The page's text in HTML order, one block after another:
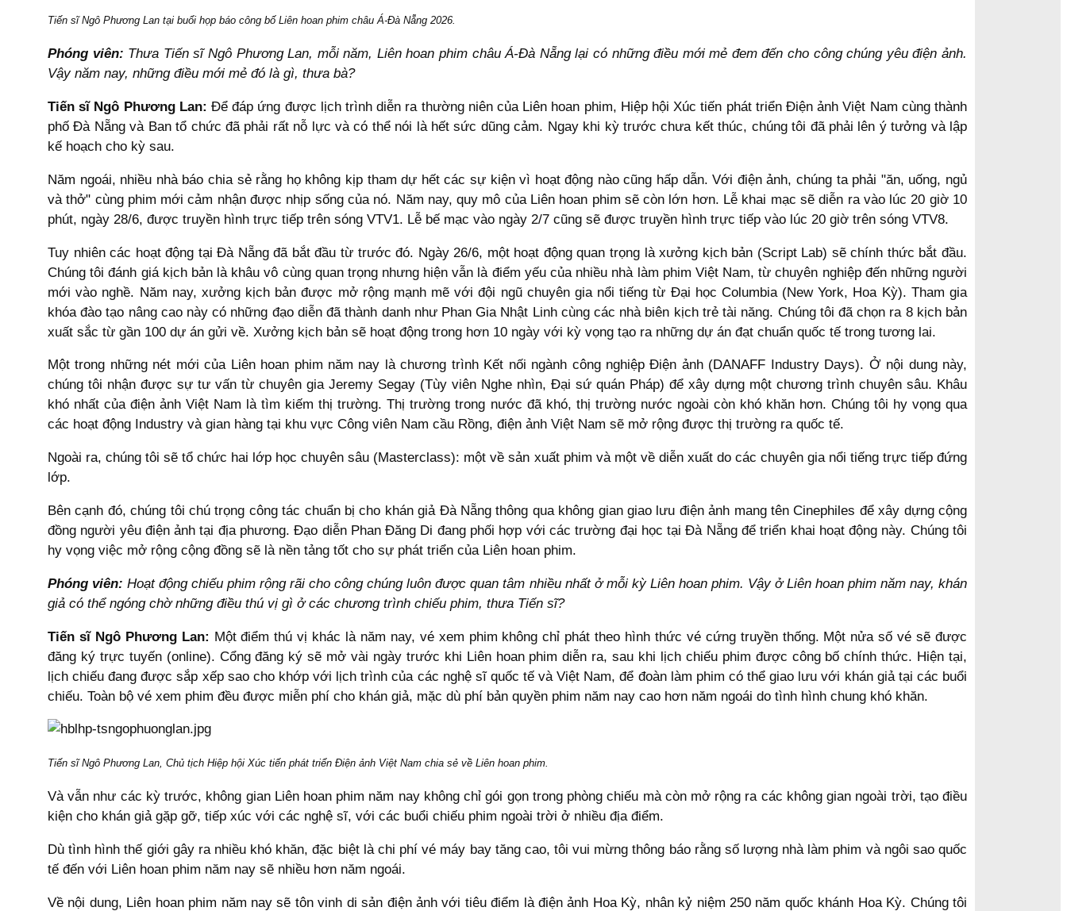
Tiến sĩ Ngô Phương Lan tại buổi họp báo công bố Liên hoan phim châu Á-Đà Nẵng 2026.
Phóng viên: Thưa Tiến sĩ Ngô Phương Lan, mỗi năm, Liên hoan phim châu Á-Đà Nẵng lại có những điều mới mẻ đem đến cho công chúng yêu điện ảnh.
Vậy năm nay, những điều mới mẻ đó là gì, thưa bà?
Tiến sĩ Ngô Phương Lan: Để đáp ứng được lịch trình diễn ra thường niên của Liên hoan phim, Hiệp hội Xúc tiến phát triển Điện ảnh Việt Nam cùng thành
phố Đà Nẵng và Ban tổ chức đã phải rất nỗ lực và có thể nói là hết sức dũng cảm. Ngay khi kỳ trước chưa kết thúc, chúng tôi đã phải lên ý tưởng và lập
kế hoạch cho kỳ sau.
Năm ngoái, nhiều nhà báo chia sẻ rằng họ không kịp tham dự hết các sự kiện vì hoạt động nào cũng hấp dẫn. Với điện ảnh, chúng ta phải "ăn, uống, ngủ
và thở" cùng phim mới cảm nhận được nhịp sống của nó. Năm nay, quy mô của Liên hoan phim sẽ còn lớn hơn. Lễ khai mạc sẽ diễn ra vào lúc 20 giờ 10
phút, ngày 28/6, được truyền hình trực tiếp trên sóng VTV1. Lễ bế mạc vào ngày 2/7 cũng sẽ được truyền hình trực tiếp vào lúc 20 giờ trên sóng VTV8.
Tuy nhiên các hoạt động tại Đà Nẵng đã bắt đầu từ trước đó. Ngày 26/6, một hoạt động quan trọng là xưởng kịch bản (Script Lab) sẽ chính thức bắt đầu.
Chúng tôi đánh giá kịch bản là khâu vô cùng quan trọng nhưng hiện vẫn là điểm yếu của nhiều nhà làm phim Việt Nam, từ chuyên nghiệp đến những người
mới vào nghề. Năm nay, xưởng kịch bản được mở rộng mạnh mẽ với đội ngũ chuyên gia nổi tiếng từ Đại học Columbia (New York, Hoa Kỳ). Tham gia
khóa đào tạo nâng cao này có những đạo diễn đã thành danh như Phan Gia Nhật Linh cùng các nhà biên kịch trẻ tài năng. Chúng tôi đã chọn ra 8 kịch bản
xuất sắc từ gần 100 dự án gửi về. Xưởng kịch bản sẽ hoạt động trong hơn 10 ngày với kỳ vọng tạo ra những dự án đạt chuẩn quốc tế trong tương lai.
Một trong những nét mới của Liên hoan phim năm nay là chương trình Kết nối ngành công nghiệp Điện ảnh (DANAFF Industry Days). Ở nội dung này,
chúng tôi nhận được sự tư vấn từ chuyên gia Jeremy Segay (Tùy viên Nghe nhìn, Đại sứ quán Pháp) để xây dựng một chương trình chuyên sâu. Khâu
khó nhất của điện ảnh Việt Nam là tìm kiếm thị trường. Thị trường trong nước đã khó, thị trường nước ngoài còn khó khăn hơn. Chúng tôi hy vọng qua
các hoạt động Industry và gian hàng tại khu vực Công viên Nam cầu Rồng, điện ảnh Việt Nam sẽ mở rộng được thị trường ra quốc tế.
Ngoài ra, chúng tôi sẽ tổ chức hai lớp học chuyên sâu (Masterclass): một về sản xuất phim và một về diễn xuất do các chuyên gia nổi tiếng trực tiếp đứng
lớp.
Bên cạnh đó, chúng tôi chú trọng công tác chuẩn bị cho khán giả Đà Nẵng thông qua không gian giao lưu điện ảnh mang tên Cinephiles để xây dựng cộng
đồng người yêu điện ảnh tại địa phương. Đạo diễn Phan Đăng Di đang phối hợp với các trường đại học tại Đà Nẵng để triển khai hoạt động này. Chúng tôi
hy vọng việc mở rộng cộng đồng sẽ là nền tảng tốt cho sự phát triển của Liên hoan phim.
Phóng viên: Hoạt động chiếu phim rộng rãi cho công chúng luôn được quan tâm nhiều nhất ở mỗi kỳ Liên hoan phim. Vậy ở Liên hoan phim năm nay, khán
giả có thể ngóng chờ những điều thú vị gì ở các chương trình chiếu phim, thưa Tiến sĩ?
Tiến sĩ Ngô Phương Lan: Một điểm thú vị khác là năm nay, vé xem phim không chỉ phát theo hình thức vé cứng truyền thống. Một nửa số vé sẽ được
đăng ký trực tuyến (online). Cổng đăng ký sẽ mở vài ngày trước khi Liên hoan phim diễn ra, sau khi lịch chiếu phim được công bố chính thức. Hiện tại,
lịch chiếu đang được sắp xếp sao cho khớp với lịch trình của các nghệ sĩ quốc tế và Việt Nam, để đoàn làm phim có thể giao lưu với khán giả tại các buổi
chiếu. Toàn bộ vé xem phim đều được miễn phí cho khán giả, mặc dù phí bản quyền phim năm nay cao hơn năm ngoái do tình hình chung khó khăn.
Tiến sĩ Ngô Phương Lan, Chủ tịch Hiệp hội Xúc tiến phát triển Điện ảnh Việt Nam chia sẻ về Liên hoan phim.
Và vẫn như các kỳ trước, không gian Liên hoan phim năm nay không chỉ gói gọn trong phòng chiếu mà còn mở rộng ra các không gian ngoài trời, tạo điều
kiện cho khán giả gặp gỡ, tiếp xúc với các nghệ sĩ, với các buổi chiếu phim ngoài trời ở nhiều địa điểm.
Dù tình hình thế giới gây ra nhiều khó khăn, đặc biệt là chi phí vé máy bay tăng cao, tôi vui mừng thông báo rằng số lượng nhà làm phim và ngôi sao quốc
tế đến với Liên hoan phim năm nay sẽ nhiều hơn năm ngoái.
Về nội dung, Liên hoan phim năm nay sẽ tôn vinh di sản điện ảnh với tiêu điểm là điện ảnh Hoa Kỳ, nhân kỷ niệm 250 năm quốc khánh Hoa Kỳ. Chúng tôi